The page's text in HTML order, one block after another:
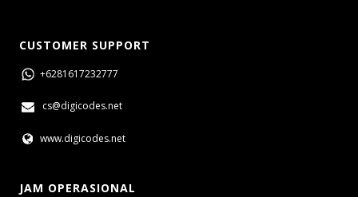
CUSTOMER SUPPORT
+6281617232777
cs@digicodes.net
www.digicodes.net
JAM OPERASIONAL